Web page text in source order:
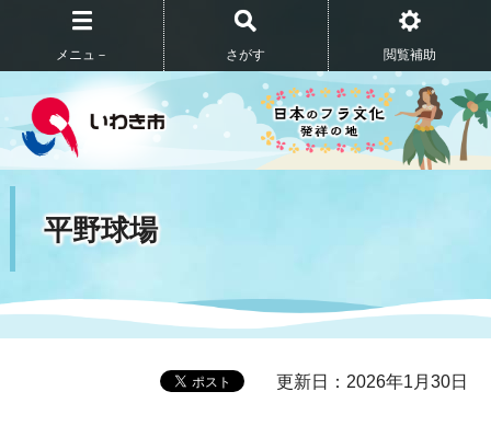
メニュ－ さがす 閲覧補助
平野球場
更新日：2026年1月30日